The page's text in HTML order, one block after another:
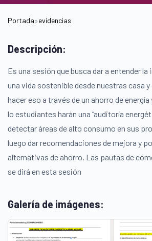
Portada»evidencias
Descripción:
Es una sesión que busca dar a entender
una vida sostenible desde nuestras casa
hacer eso a través de un ahorro de energía
lo estudiantes harán una “auditoría
detectar áreas de alto consumo en sus
luego dar recomendaciones de mejora y
alternativas de ahorro. Las pautas de
se dirá en esta sesión
Galería de imágenes: